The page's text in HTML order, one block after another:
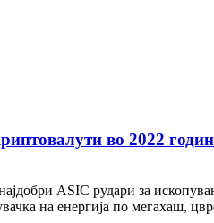
во 2022
ASIC рудари за
на енергија по мегахаш,